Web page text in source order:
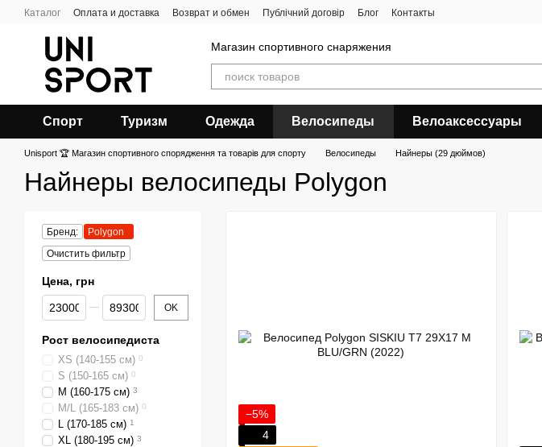
Перейти к основному контенту
Каталог Оплата и доставка Возврат и обмен Публічний договір Блог Контакты
Магазин спортивного снаряжения
Спорт Туризм Одежда Велосипеды Велоаксессуары
Unisport 🏆 Магазин спортивного спорядження та товарів для спорту Велосипеды Найнеры (29 дюймов)
Найнеры велосипеды Polygon
−5%
4
Бренд:
Polygon
Очистить фильтр
Цена, грн
От Цена, грн
До Цена, грн OK
Рост велосипедиста
XS (140-155 см) 0
S (150-165 см) 0
M (160-175 см) 3
M/L (165-183 см) 0
L (170-185 см) 1
XL (180-195 см) 3